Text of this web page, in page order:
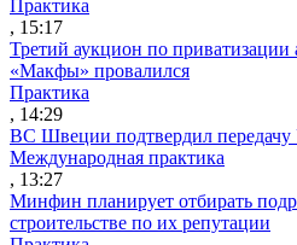
Практика
, 15:17
Третий аукцион по приватизации
«Макфы» провалился
Практика
, 14:29
ВС Швеции подтвердил передачу
Международная практика
, 13:27
Минфин планирует отбирать
строительстве по их репутации